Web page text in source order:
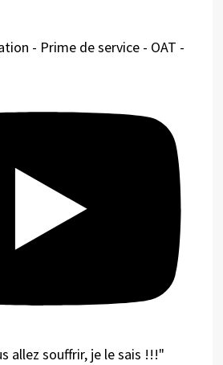
- Prime de service - OAT -
allez souffrir, je le sais !!!"